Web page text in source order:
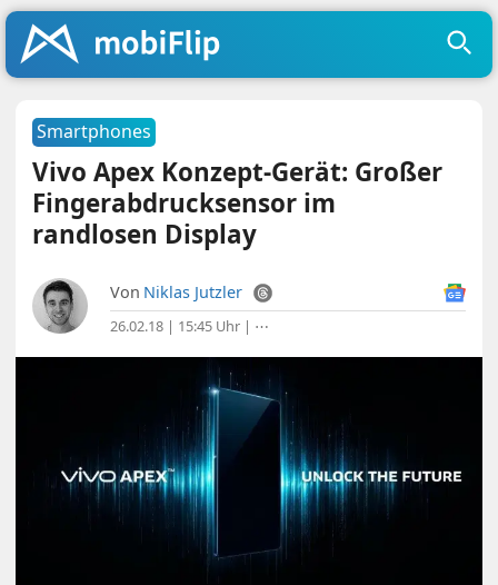
Smartphones
Vivo Apex Konzept-Gerät: Großer
Fingerabdrucksensor im
randlosen Display
Von Niklas Jutzler
26.02.18 | 15:45 Uhr | ⋯